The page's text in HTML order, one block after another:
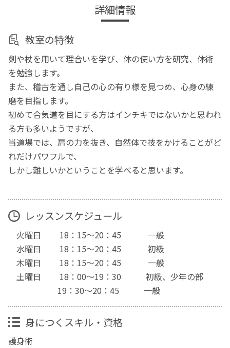
詳細情報
教室の特徴
剣や杖を用いて理合いを学び、体の使い方を研究、体術
を勉強します。
また、稽古を通し自己の心の有り様を見つめ、心身の練
磨を目指します。
初めて合気道を目にする方はインチキではないかと思われ
る方も多いようですが、
当道場では、肩の力を抜き、自然体で技をかけることがど
れだけパワフルで、
しかし難しいかということを学べると思います。
レッスンスケジュール
火曜日 18：15～20：45 一般
水曜日 18：15～20：45 初級
木曜日 18：15～20：45 一般
土曜日 18：00～19：30 初級、少年の部
19：30～20：45 一般
身につくスキル・資格
護身術